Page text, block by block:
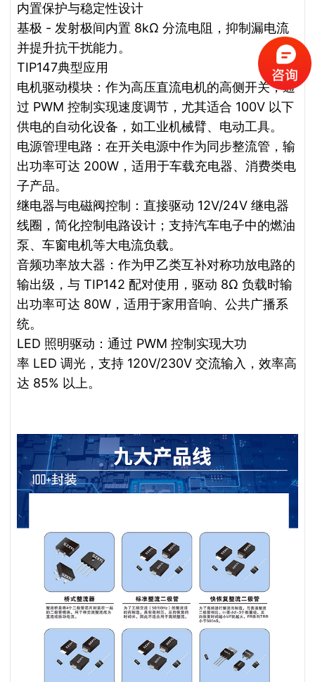
内置保护与稳定性设计
基极 - 发射极间内置 8kΩ 分流电阻，抑制漏电流
并提升抗干扰能力。
TIP147典型应用
电机驱动模块：作为高压直流电机的高侧开关，通
过 PWM 控制实现速度调节，尤其适合 100V 以下
供电的自动化设备，如工业机械臂、电动工具。
电源管理电路：在开关电源中作为同步整流管，输
出功率可达 200W，适用于车载充电器、消费类电
子产品。
继电器与电磁阀控制：直接驱动 12V/24V 继电器
线圈，简化控制电路设计；支持汽车电子中的燃油
泵、车窗电机等大电流负载。
音频功率放大器：作为甲乙类互补对称功放电路的
输出级，与 TIP142 配对使用，驱动 8Ω 负载时输
出功率可达 80W，适用于家用音响、公共广播系
统。
LED 照明驱动：通过 PWM 控制实现大功
率 LED 调光，支持 120V/230V 交流输入，效率高
达 85% 以上。